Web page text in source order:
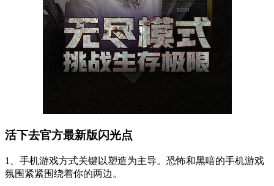
活下去官方最新版闪光点
1、手机游戏方式关键以塑造为主导。恐怖和黑喑的手机游戏
氛围紧紧围绕着你的两边。